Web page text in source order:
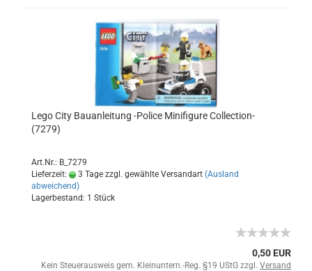
Lego City Bauanleitung -Police Minifigure Collection-
(7279)
Art.Nr.: B_7279
Lieferzeit:
3 Tage zzgl. gewählte Versandart (Ausland
abweichend)
Lagerbestand: 1 Stück
0,50 EUR
Kein Steuerausweis gem. Kleinuntern.-Reg. §19 UStG zzgl. Versand